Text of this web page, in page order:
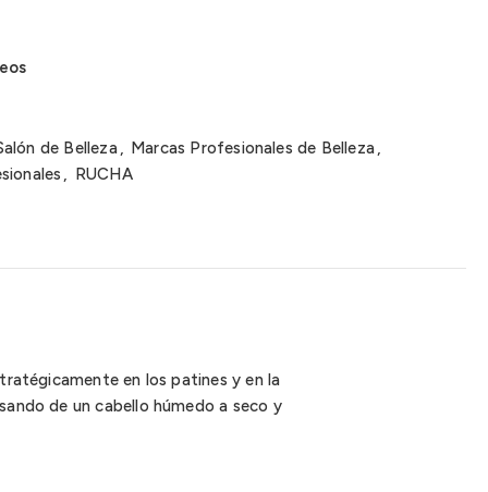
de Belleza, Marcas Profesionales de Belleza,
, RUCHA
en los patines y en la
de un cabello húmedo a seco y